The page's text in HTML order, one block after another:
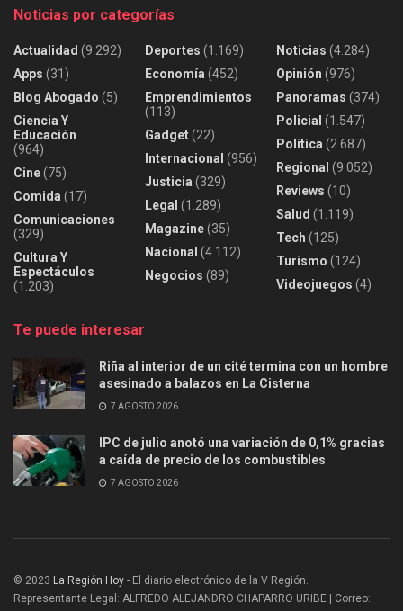
Noticias por categorías
Actualidad (9.292)
Apps (31)
Blog Abogado (5)
Ciencia Y
Educación
(964)
Cine(75)
Comida (17)
Comunicaciones
(329)
Cultura Y
Espectáculos
(1.203)
Deportes (1.169)
Economía (452)
Emprendimientos
(113)
Gadget(22)
Internacional (956)
Justicia (329)
Legal (1.289)
Magazine(35)
Nacional (4.112)
Negocios (89)
Noticias (4.284)
Opinión (976)
Panoramas (374)
Policial (1.547)
Política (2.687)
Regional (9.052)
Reviews (10)
Salud (1.119)
Tech (125)
Turismo (124)
Videojuegos (4)
Te puede interesar
Riña al interior de un cité termina con un hombre
asesinado a balazos en La Cisterna
7 AGOSTO 2026
IPC de julio anotó una variación de 0,1% gracias
a caída de precio de los combustibles
7 AGOSTO 2026
© 2023 La Región Hoy - El diario electrónico de la V Región.
Representante Legal: ALFREDO ALEJANDRO CHAPARRO URIBE | Correo: